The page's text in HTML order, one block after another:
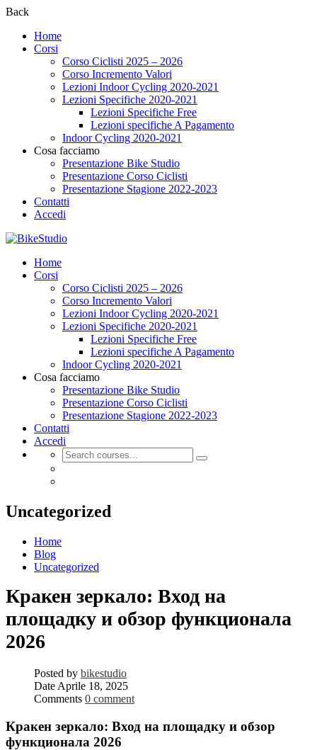
Back
Home
Corsi
Corso Ciclisti 2025 – 2026
Corso Incremento Valori
Lezioni Indoor Cycling 2020-2021
Lezioni Specifiche 2020-2021
Lezioni Specifiche Free
Lezioni specifiche A Pagamento
Indoor Cycling 2020-2021
Cosa facciamo
Presentazione Bike Studio
Presentazione Corso Ciclisti
Presentazione Stagione 2022-2023
Contatti
Accedi
Home
Corsi
Corso Ciclisti 2025 – 2026
Corso Incremento Valori
Lezioni Indoor Cycling 2020-2021
Lezioni Specifiche 2020-2021
Lezioni Specifiche Free
Lezioni specifiche A Pagamento
Indoor Cycling 2020-2021
Cosa facciamo
Presentazione Bike Studio
Presentazione Corso Ciclisti
Presentazione Stagione 2022-2023
Contatti
Accedi
Uncategorized
Home
Blog
Uncategorized
Кракен зеркало: Вход на
площадку и обзор функционала
2026
Posted by bikestudio
Date Aprile 18, 2025
Comments 0 comment
Кракен зеркало: Вход на площадку и обзор
функционала 2026